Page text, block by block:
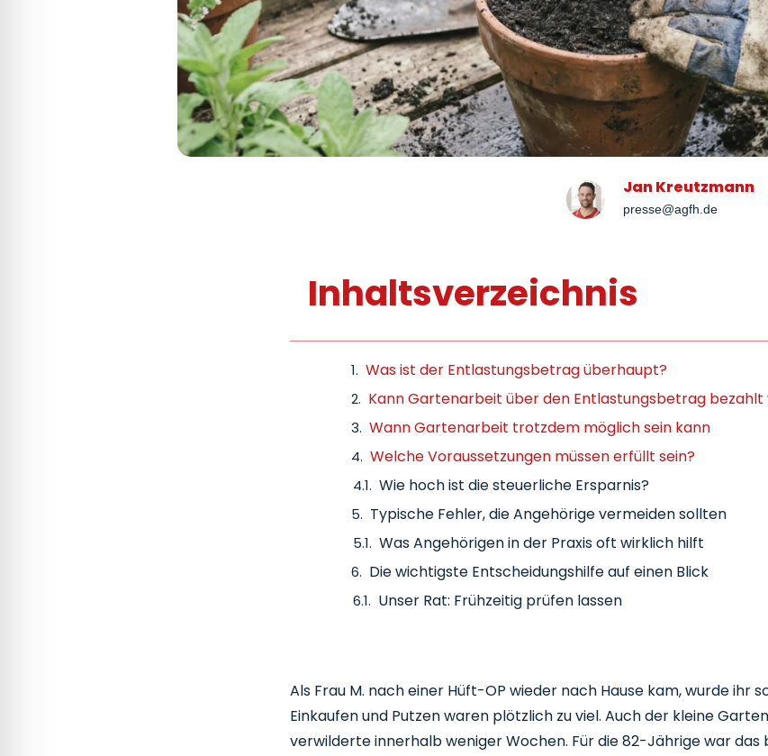
Jan Kreutzmann
presse@agfh.de
Inhaltsverzeichnis
Was ist der Entlastungsbetrag überhaupt?
Kann Gartenarbeit über den Entlastungsbetrag bezahlt
Wann Gartenarbeit trotzdem möglich sein kann
Welche Voraussetzungen müssen erfüllt sein?
Wie hoch ist die steuerliche Ersparnis?
Typische Fehler, die Angehörige vermeiden sollten
Was Angehörigen in der Praxis oft wirklich hilft
Die wichtigste Entscheidungshilfe auf einen Blick
Unser Rat: Frühzeitig prüfen lassen
Als Frau M. nach einer Hüft-OP wieder nach Hause kam, wurde ihr
Einkaufen und Putzen waren plötzlich zu viel. Auch der kleine
verwilderte innerhalb weniger Wochen. Für die 82-Jährige war das